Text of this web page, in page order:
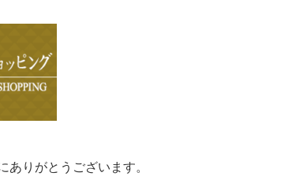
ありがとうございます。